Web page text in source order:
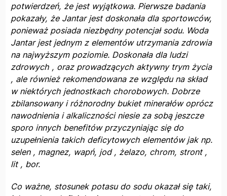
potwierdzeń, że jest wyjątkowa. Pierwsze badania
pokazały, że Jantar jest doskonała dla sportowców,
ponieważ posiada niezbędny potencjał sodu. Woda
Jantar jest jednym z elementów utrzymania zdrowia
na najwyższym poziomie. Doskonała dla ludzi
zdrowych , oraz prowadzących aktywny trym życia
, ale również rekomendowana ze względu na skład
w niektórych jednostkach chorobowych. Dobrze
zbilansowany i różnorodny bukiet minerałów oprócz
nawodnienia i alkaliczności niesie za sobą jeszcze
sporo innych benefitów przyczyniając się do
uzupełnienia takich deficytowych elementów jak np.
selen , magnez, wapń, jod , żelazo, chrom, stront ,
lit , bor.
Co ważne, stosunek potasu do sodu okazał się taki,